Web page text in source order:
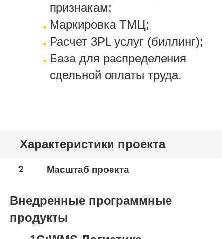
признакам;
Маркировка ТМЦ;
Расчет 3PL услуг (биллинг);
База для распределения
сдельной оплаты труда.
Характеристики проекта
2 Масштаб проекта
Внедренные программные
продукты